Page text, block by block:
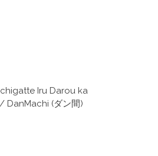
Iru Darou ka
DanMachi (ダン間)